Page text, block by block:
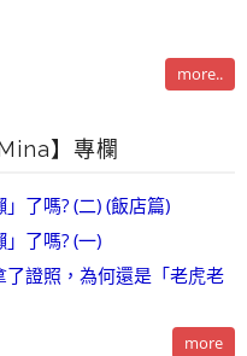
more..
】專欄
了嗎? (二) (飯店篇)
了嗎? (一)
了證照，為何還是「老虎老
more